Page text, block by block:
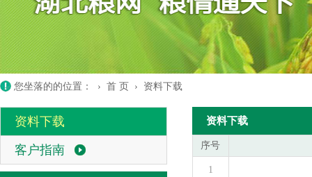
您坐落的的位置： › 首 页 › 资料下载
资料下载
客户指南
资料下载
序号
1